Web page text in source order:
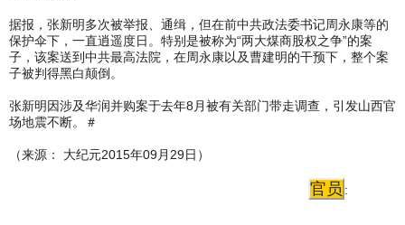
据报，张新明多次被举报、通缉，但在前中共政法委书记周永康等的
保护伞下，一直逍遥度日。特别是被称为“两大煤商股权之争”的案
子，该案送到中共最高法院，在周永康以及曹建明的干预下，整个案
子被判得黑白颠倒。
张新明因涉及华润并购案于去年8月被有关部门带走调查，引发山西官
场地震不断。＃
（来源： 大纪元2015年09月29日）
官员 :